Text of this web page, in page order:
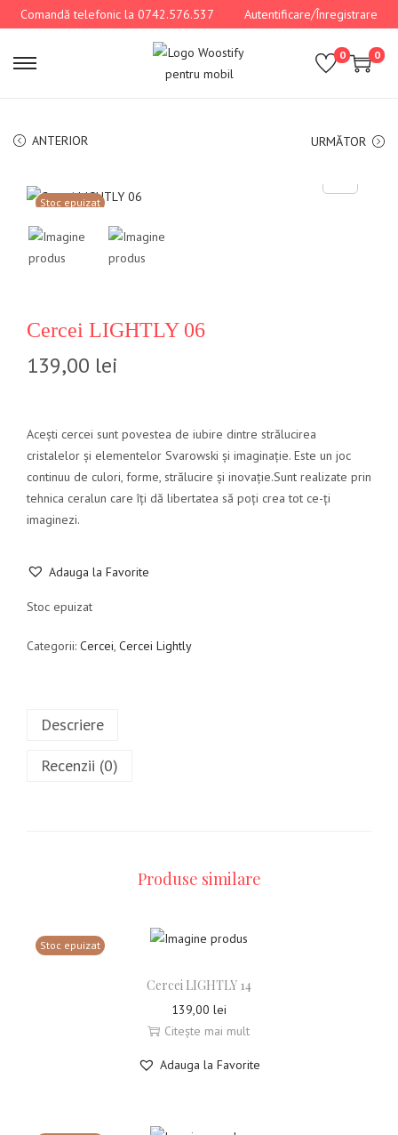
Comandă telefonic la 0742.576.537 Autentificare/Înregistrare
0 0
ANTERIOR URMĂTOR
Stoc epuizat
Cercei LIGHTLY 06
139,00 lei
Acești cercei sunt povestea de iubire dintre strălucirea
cristalelor și elementelor Svarowski și imaginație. Este un joc
continuu de culori, forme, strălucire și inovație.Sunt realizate prin
tehnica ceralun care îți dă libertatea să poți crea tot ce-ți
imaginezi.
Adauga la Favorite
Stoc epuizat
Categorii: Cercei Cercei Lightly
Descriere
Recenzii (0)
Produse similare
Stoc epuizat
Cercei LIGHTLY 14
139,00 lei
Citește mai mult
Adauga la Favorite